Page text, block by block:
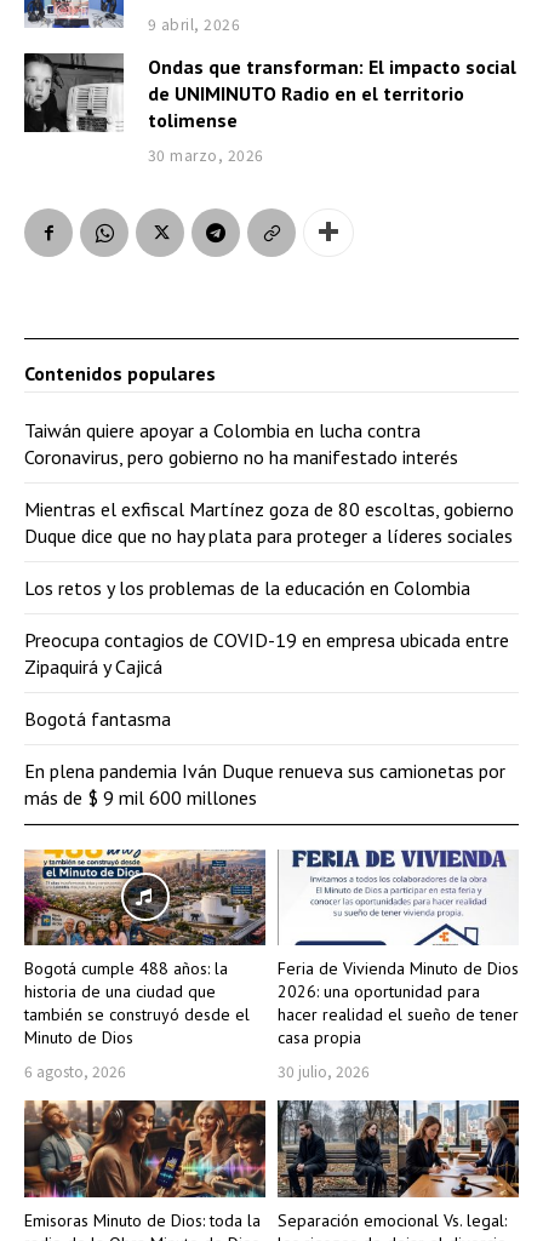
9 abril, 2026
Ondas que transforman: El impacto social
de UNIMINUTO Radio en el territorio
tolimense
30 marzo, 2026
Bogotá cumple 488 años: la
historia de una ciudad que
también se construyó desde el
Minuto de Dios
6 agosto, 2026
Feria de Vivienda Minuto de Dios
2026: una oportunidad para
hacer realidad el sueño de tener
casa propia
30 julio, 2026
Emisoras Minuto de Dios: toda la
Separación emocional Vs. legal:
Contenidos populares
Taiwán quiere apoyar a Colombia en lucha contra
Coronavirus, pero gobierno no ha manifestado interés
Mientras el exfiscal Martínez goza de 80 escoltas, gobierno
Duque dice que no hay plata para proteger a líderes sociales
Los retos y los problemas de la educación en Colombia
Preocupa contagios de COVID-19 en empresa ubicada entre
Zipaquirá y Cajicá
Bogotá fantasma
En plena pandemia Iván Duque renueva sus camionetas por
más de $ 9 mil 600 millones